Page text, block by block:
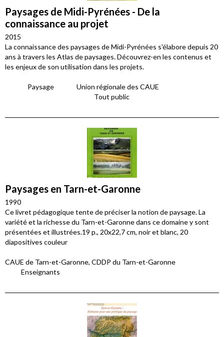
Paysages de Midi-Pyrénées - De la
connaissance au projet
2015
La connaissance des paysages de Midi-Pyrénées s'élabore depuis 20
ans à travers les Atlas de paysages. Découvrez-en les contenus et
les enjeux de son utilisation dans les projets.
Paysage
Union régionale des CAUE
Tout public
Paysages en Tarn-et-Garonne
1990
Ce livret pédagogique tente de préciser la notion de paysage. La
variété et la richesse du Tarn-et-Garonne dans ce domaine y sont
présentées et illustrées.19 p., 20x22,7 cm, noir et blanc, 20
diapositives couleur
CAUE de Tarn-et-Garonne, CDDP du Tarn-et-Garonne
Enseignants